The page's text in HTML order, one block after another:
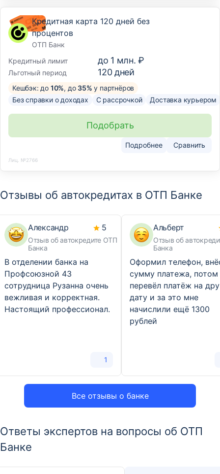
Кредитная карта 120 дней без
процентов
ОТП Банк
Кредитный лимит
до 1 млн. ₽
Льготный период 120дней
Кешбэк: до 10%, до 35% у партнёров
Без справки о доходах
С рассрочкой Доставка курьером
Подробнее Сравнить
Подобрать
Лиц. №2766
Отзывы об автокредитах в ОТП Банке
Все отзывы о банке
Александр
Отзыв об автокредите ОТП
Банка
5
В отделении банка на
Профсоюзной 43
сотрудница Рузанна очень
вежливая и корректная.
Настоящий профессионал.
1
Альберт
Отзыв об
Банка
Оформил телефон,
сумму платежа, потом
перевёл платёж на
дату и за это мне
начислили ещё 1300
рублей
Ответы экспертов на вопросы об ОТП
Банке